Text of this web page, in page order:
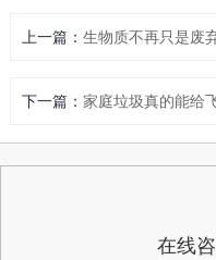
上一篇：
下一篇：
在线